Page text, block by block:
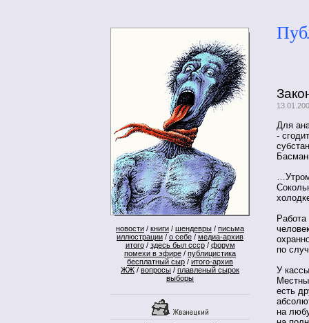
новости / книги / шендевры / письма
иллюстрации / о себе / медиа-архив
итого/ здесь был ссср/ форум
помехи в эфире / публицистика
бесплатный сыр / итого-архив
ЖЖ / вопросы / плавленый сырок
выборы
Для
-
Работа
по
У
есть
на